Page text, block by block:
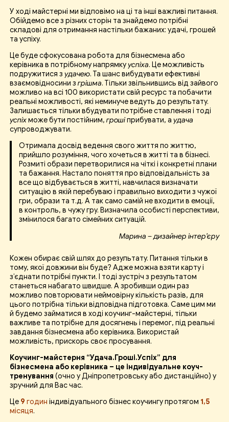
У ході майстерні ми відповімо на ці та інші важливі питання.
Обійдемо все з різних сторін та знайдемо потрібні
складові для отримання настільки бажаних: удачі, грошей
та успіху.
Це буде сфокусована робота для бізнесмена або
керівника в потрібному напрямкууспіха. Це можливість
подружитися з удачею. Та шанс вибудувати ефективні
взаємовідносини з грішма. Тільки звільнившись від зайвого
можливо на всі 100 використати свій ресурс та побачити
реальні можливості, які неминуче ведуть до результату.
Залишається тільки вбудувати потрібне ставлення і тоді
успіхможе бути постійним, грошіприбувати, а удача
супроводжувати.
Отримала досвід ведення свого життя по життю,
прийшло розуміння, чого хочеться в житті та в бізнесі.
Розмиті образи перетворилися на чіткі і конкретні плани
та бажання. Настало поняття про відповідальність за
все що відбувається в житті, навчилася визначати
ситуацію в якій перебуваю і правильно виходити з чужої
гри, образи та т.д. А так само самій не входити в емоції,
в контроль, в чужу гру. Визначила особисті перспективи,
змінилося багато сімейних ситуацій.
Марина – дизайнер інтер’єру
Кожен обирає свій шлях до результату. Питання тільки в
тому, якої довжини він буде? Адже можна взяти карту і
з’єднати потрібні пункти. І тоді зустріч з результатом
станеться набагато швидше. А зробивши один раз
можливо повторювати неймовірну кількість разів, для
цього потрібна тільки відповідна підготовка. Саме цим ми
й будемо займатися в ході коучинг-майстерні, тільки
важливе та потрібне для досягнень і перемог, під реальні
завдання бізнесмена або керівника. Використай
можливість, прискорь своє просування.
Коучинг-майстерня “Удача.Гроші.Успіх” для
бізнесмена або керівника – це індивідуальне коуч-
тренування (очно у Дніпропетровську або дистанційно) у
зручний для Вас час.
Це 9 годин індивідуального бізнес коучингу протягом 1,5
місяця.